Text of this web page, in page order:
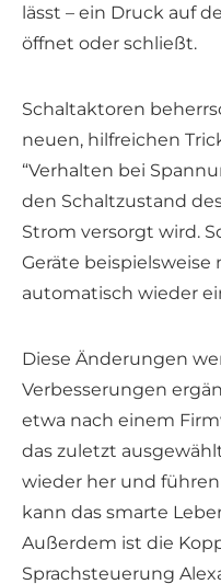
lässt – ein Druck auf
öffnet oder schließt.
Schaltaktoren
neuen, hilfreichen
“Verhalten bei
den Schaltzustand
Strom versorgt wird.
Geräte beispielsweise
automatisch wieder
Diese Änderungen
Verbesserungen
etwa nach einem
das zuletzt
wieder her und führen
kann das smarte
Außerdem ist die
Sprachsteuerung